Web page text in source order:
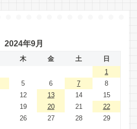
2024年9月
木 金 土
日
1
5 6 7
8
12 13 14
15
19 20 21
22
26 27 28
29